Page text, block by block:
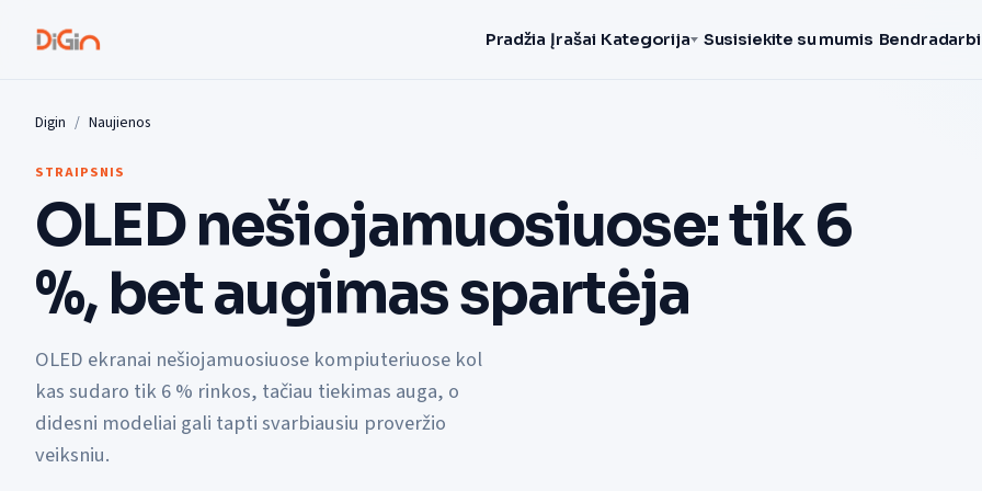
Pradžia Įrašai Kategorija Susisiekite su mumis
Digin Naujienos
STRAIPSNIS
OLED nešiojamuosiuose: tik 6
%, bet augimas spartėja
OLED ekranai nešiojamuosiuose kompiuteriuose kol
kas sudaro tik 6 % rinkos, tačiau tiekimas auga, o
didesni modeliai gali tapti svarbiausiu proveržio
veiksniu.